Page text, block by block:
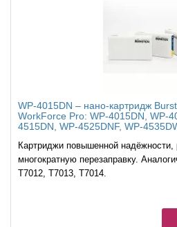
WP-4015DN – нано-картридж
WorkForce Pro: WP-4015DN, WP-
4515DN, WP-4525DNF, WP-
Картриджи повышенной надёжности,
многократную перезаправку.
T7012, Т7013, Т7014.